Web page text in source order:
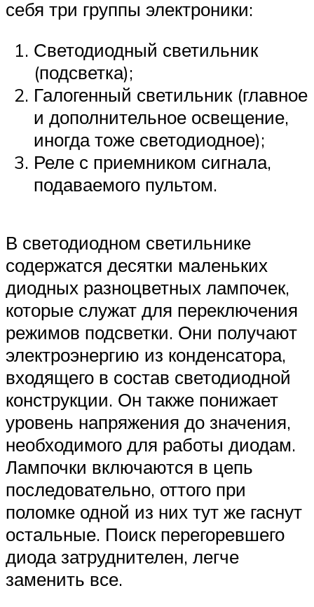
себя три группы электроники:
Светодиодный светильник
(подсветка);
Галогенный светильник (главное
и дополнительное освещение,
иногда тоже светодиодное);
Реле с приемником сигнала,
подаваемого пультом.
В светодиодном светильнике
содержатся десятки маленьких
диодных разноцветных лампочек,
которые служат для переключения
режимов подсветки. Они получают
электроэнергию из конденсатора,
входящего в состав светодиодной
конструкции. Он также понижает
уровень напряжения до значения,
необходимого для работы диодам.
Лампочки включаются в цепь
последовательно, оттого при
поломке одной из них тут же гаснут
остальные. Поиск перегоревшего
диода затруднителен, легче
заменить все.